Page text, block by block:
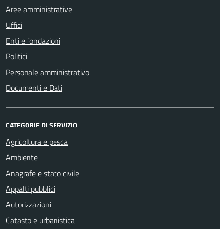
Aree amministrative
Uffici
Enti e fondazioni
Politici
Personale amministrativo
Documenti e Dati
CATEGORIE DI SERVIZIO
Agricoltura e pesca
Ambiente
Anagrafe e stato civile
Appalti pubblici
Autorizzazioni
Catasto e urbanistica